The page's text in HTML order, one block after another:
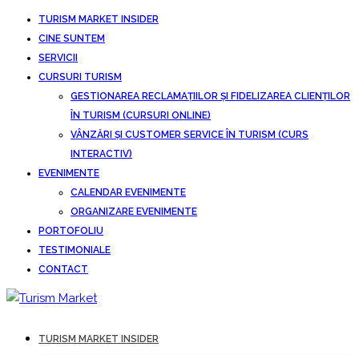
TURISM MARKET INSIDER
CINE SUNTEM
SERVICII
CURSURI TURISM
GESTIONAREA RECLAMAȚIILOR ȘI FIDELIZAREA CLIENȚILOR
ÎN TURISM (CURSURI ONLINE)
VÂNZĂRI ȘI CUSTOMER SERVICE ÎN TURISM (CURS
INTERACTIV)
EVENIMENTE
CALENDAR EVENIMENTE
ORGANIZARE EVENIMENTE
PORTOFOLIU
TESTIMONIALE
CONTACT
TURISM MARKET INSIDER